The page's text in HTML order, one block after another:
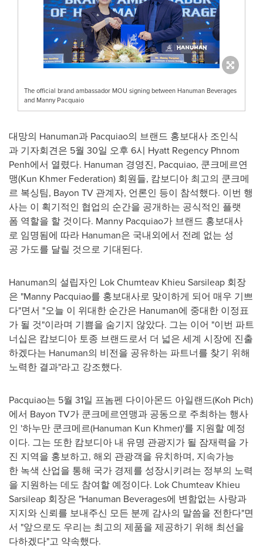
The official brand ambassador MOU signing between Hanuman Beverages
and Manny Pacquaio
대망의 Hanuman과 Pacquiao의 브랜드 홍보대사 조인식
과 기자회견은 5월 30일 오후 6시 Hyatt Regency Phnom
Penh에서 열렸다. Hanuman 경영진, Pacquiao, 쿤크메르연
맹(Kun Khmer Federation) 회원들, 캄보디아 최고의 쿤크메
르 복싱팀, Bayon TV 관계자, 언론인 등이 참석했다. 이번 행
사는 이 획기적인 협업의 순간을 공개하는 공식적인 플랫
폼 역할을 할 것이다. Manny Pacquiao가 브랜드 홍보대사
로 임명됨에 따라 Hanuman은 국내외에서 전례 없는 성
공 가도를 달릴 것으로 기대된다.
Hanuman의 설립자인 Lok Chumteav Khieu Sarsileap 회장
은 "Manny Pacquiao를 홍보대사로 맞이하게 되어 매우 기쁘
다"면서 "오늘 이 위대한 순간은 Hanuman에 중대한 이정표
가 될 것"이라며 기쁨을 숨기지 않았다. 그는 이어 "이번 파트
너십은 캄보디아 토종 브랜드로서 더 넓은 세계 시장에 진출
하겠다는 Hanuman의 비전을 공유하는 파트너를 찾기 위해
노력한 결과"라고 강조했다.
Pacquiao는 5월 31일 프놈펜 다이아몬드 아일랜드(Koh Pich)
에서 Bayon TV가 쿤크메르연맹과 공동으로 주최하는 행사
인 '하누만 쿤크메르(Hanuman Kun Khmer)'를 지원할 예정
이다. 그는 또한 캄보디아 내 유명 관광지가 될 잠재력을 가
진 지역을 홍보하고, 해외 관광객을 유치하며, 지속가능
한 녹색 산업을 통해 국가 경제를 성장시키려는 정부의 노력
을 지원하는 데도 참여할 예정이다. Lok Chumteav Khieu
Sarsileap 회장은 "Hanuman Beverages에 변함없는 사랑과
지지와 신뢰를 보내주신 모든 분께 감사의 말씀을 전한다"면
서 "앞으로도 우리는 최고의 제품을 제공하기 위해 최선을
다하겠다"고 약속했다.